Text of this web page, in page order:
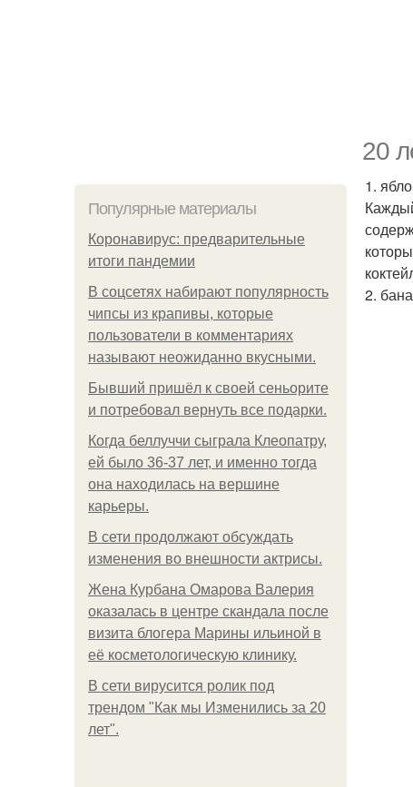
20
Популярные материалы
Коронавирус: предварительные
итоги пандемии
В соцсетях набирают популярность
чипсы из крапивы, которые
пользователи в комментариях
называют неожиданно вкусными.
Бывший пришёл к своей сеньорите
и потребовал вернуть все подарки.
Когда беллуччи сыграла Клеопатру,
ей было 36-37 лет, и именно тогда
она находилась на вершине
карьеры.
В сети продолжают обсуждать
изменения во внешности актрисы.
Жена Курбана Омарова Валерия
оказалась в центре скандала после
визита блогера Марины ильиной в
её косметологическую клинику.
В сети вирусится ролик под
трендом "Как мы Изменились за 20
лет".
1.
2.